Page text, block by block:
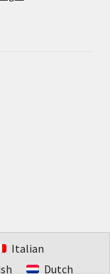
Italian
Dutch